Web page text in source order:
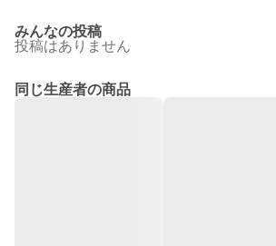
みんなの投稿
投稿はありません
同じ生産者の商品